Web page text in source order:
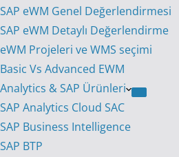
SAP eWM Genel Değerlendirmesi
SAP eWM Detaylı Değerlendirme
eWM Projeleri ve WMS seçimi
Basic Vs Advanced EWM
Analytics & SAP Ürünleri
SAP Analytics Cloud SAC
SAP Business Intelligence
SAP BTP